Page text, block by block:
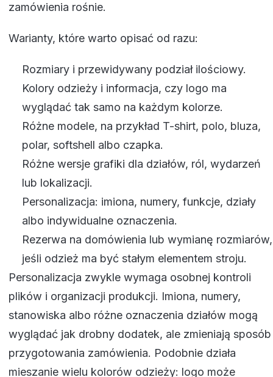
zamówienia rośnie.
Warianty, które warto opisać od razu:
Rozmiary i przewidywany podział ilościowy.
Kolory odzieży i informacja, czy logo ma
wyglądać tak samo na każdym kolorze.
Różne modele, na przykład T-shirt, polo, bluza,
polar, softshell albo czapka.
Różne wersje grafiki dla działów, ról, wydarzeń
lub lokalizacji.
Personalizacja: imiona, numery, funkcje, działy
albo indywidualne oznaczenia.
Rezerwa na domówienia lub wymianę rozmiarów,
jeśli odzież ma być stałym elementem stroju.
Personalizacja zwykle wymaga osobnej kontroli
plików i organizacji produkcji. Imiona, numery,
stanowiska albo różne oznaczenia działów mogą
wyglądać jak drobny dodatek, ale zmieniają sposób
przygotowania zamówienia. Podobnie działa
mieszanie wielu kolorów odzieży: logo może